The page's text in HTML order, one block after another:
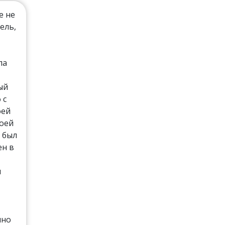
не
был
в